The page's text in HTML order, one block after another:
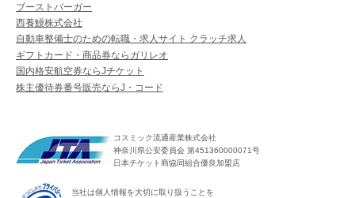
ブーストバーガー
西養鰻株式会社
自動車整備士のための転職・求人サイト クラッチ求人
ギフトカード・商品券ならガリレオ
国内格安航空券ならJチケット
株主優待券番号販売ならJ・コード
コスミック流通産業株式会社
神奈川県公安委員会 第451360000071号
日本チケット商協同組合優良加盟店
当社は個人情報を大切に取り扱うことを